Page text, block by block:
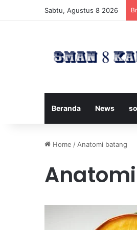
Sabtu, Agustus 8 2026
Beranda News
Home / Anatomi batang